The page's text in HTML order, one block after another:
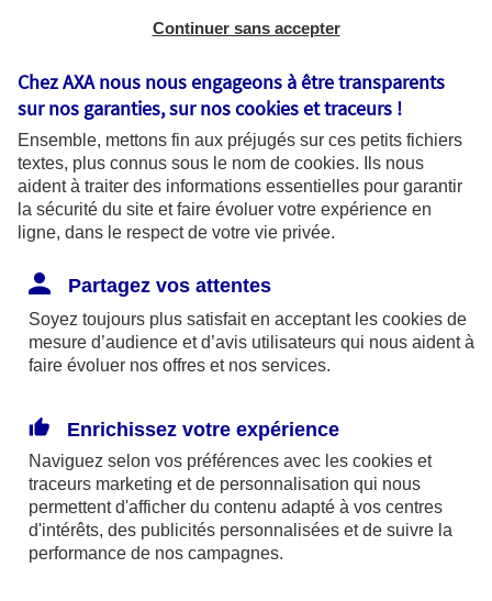
assureurs vous demanderont si vous en possédez
couverte en cas de sinistre.
Il est important qu’elle soit assurée, sinon :
l’ouvrage en lui-même ne sera pas couvert
contre les risques. S’il est détruit ou
un sinistre dû à une effraction par la véranda
#2. Comment procéder ?
Si la véranda existe déjà quand vous arrivez dans la
maison, elle peut compter comme une pièce
Continuer sans accepter
Chez AXA nous nous engageons à être transparents
sur nos garanties, sur noscookies et traceurs !
Ensemble, mettons fin aux préjugés sur ces petits fichiers
textes, plus connus sous le nom de cookies. Ils nous
aident à traiter des informations essentielles pour garantir
la sécurité du site et faire évoluer votre expérience en
ligne, dans le respect de votre vie privée.
Partagez vos attentes
Soyez toujours plus satisfait en acceptant les cookies de
mesure d’audience et d’avis utilisateurs qui nous aident à
faire évoluer nos offres et nos services.
Enrichissez votre expérience
Naviguez selon vos préférences avec les cookies et
traceurs marketing et de personnalisation qui nous
permettent d'afficher du contenu adapté à vos centres
d'intérêts, des publicités personnalisées et de suivre la
performance de nos campagnes.